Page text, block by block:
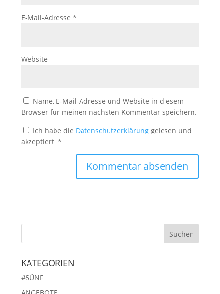
E-Mail-Adresse *
Website
Name, E-Mail-Adresse und Website in diesem
Browser für meinen nächsten Kommentar speichern.
Ich habe die Datenschutzerklärung gelesen und
akzeptiert. *
KATEGORIEN
#5ÜNF